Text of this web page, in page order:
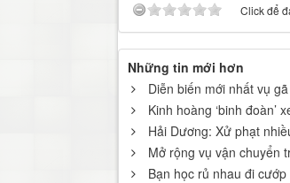
Click để
Những tin mới hơn
Diễn biến mới nhất vụ
Kinh hoàng ‘binh đoàn’
Hải Dương: Xử phạt
Mở rộng vụ vận chuyển
Bạn học rủ nhau đi cướp